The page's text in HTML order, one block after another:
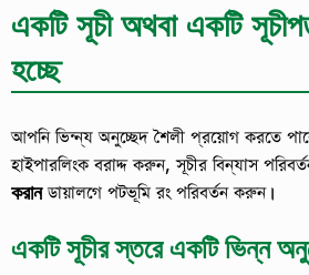
একটি সূচী অথবা একটি
হচ্ছে
আপনি ভিন্ন্য অনুচ্ছেদ শৈলী প্রয়োগ করতে
হাইপারলিংক বরাদ্দ করুন, সূচীর বিন্যাস
করানডায়ালগে পটভূমি রং পরিবর্তন করুন।
একটি সূচীর স্তরে একটি ভিন্ন